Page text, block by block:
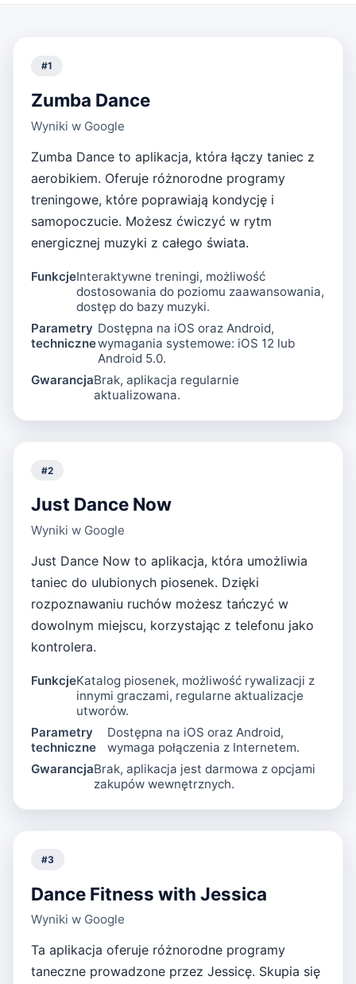
#1
Zumba Dance
Wyniki w Google
Zumba Dance to aplikacja, która łączy taniec z
aerobikiem. Oferuje różnorodne programy
treningowe, które poprawiają kondycję i
samopoczucie. Możesz ćwiczyć w rytm
energicznej muzyki z całego świata.
FunkcjeInteraktywne treningi, możliwość
dostosowania do poziomu zaawansowania,
dostęp do bazy muzyki.
Parametry
techniczne
Dostępna na iOS oraz Android,
wymagania systemowe: iOS 12 lub
Android 5.0.
GwarancjaBrak, aplikacja regularnie
aktualizowana.
#2
Just Dance Now
Wyniki w Google
Just Dance Now to aplikacja, która umożliwia
taniec do ulubionych piosenek. Dzięki
rozpoznawaniu ruchów możesz tańczyć w
dowolnym miejscu, korzystając z telefonu jako
kontrolera.
FunkcjeKatalog piosenek, możliwość rywalizacji z
innymi graczami, regularne aktualizacje
utworów.
Parametry
techniczne
Dostępna na iOS oraz Android,
wymaga połączenia z Internetem.
GwarancjaBrak, aplikacja jest darmowa z opcjami
zakupów wewnętrznych.
#3
Dance Fitness with Jessica
Wyniki w Google
Ta aplikacja oferuje różnorodne programy
taneczne prowadzone przez Jessicę. Skupia się